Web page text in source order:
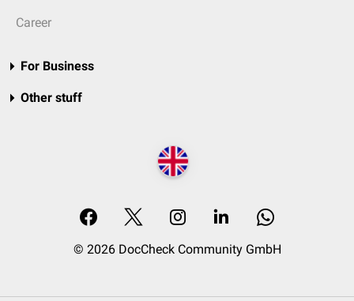
Career
For Business
Other stuff
© 2026 DocCheck Community GmbH